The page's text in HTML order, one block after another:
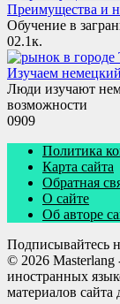
Преимущества и
Обучение в
02.1к.
Изучаем
Люди изучают
возможности
0909
Политика
Карта сайта
Обратная
О сайте
Об авторе
Подписывайтесь
© 2026
иностранных
материалов сайта